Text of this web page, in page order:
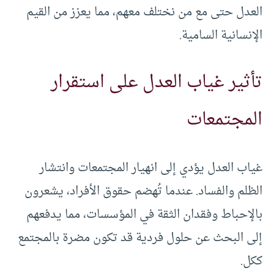
العدل حتى مع من نختلف معهم، مما يعزز من القيم
الإنسانية السامية.
تأثير غياب العدل على استقرار
المجتمعات
غياب العدل يؤدي إلى انهيار المجتمعات وانتشار
الظلم والفساد. عندما تُهضم حقوق الأفراد، يشعرون
بالإحباط وفقدان الثقة في المؤسسات، مما يدفعهم
إلى البحث عن حلول فردية قد تكون مضرة بالمجتمع
ككل.